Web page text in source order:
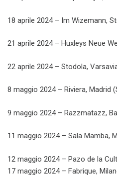
18 aprile 2024 – Im Wizemann,
21 aprile 2024 – Huxleys Neue
22 aprile 2024 – Stodola,
8 maggio 2024 – Riviera, Madrid
9 maggio 2024 – Razzmatazz,
11 maggio 2024 – Sala Mamba,
12 maggio 2024 – Pazo de la
17 maggio 2024 – Fabrique,